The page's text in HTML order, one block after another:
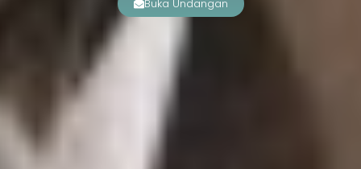
Buka Undangan